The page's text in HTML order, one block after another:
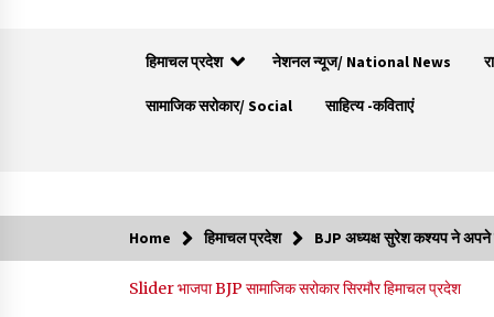
हिमाचल प्रदेश नेशनल न्यूज/ National News
सामाजिक सरोकार/ Social साहित्य -कविताएं
‘खामोश पहरेदार’, दुर्लभ हिमालयन “सीरो” कैमरे में कैद
Home हिमाचल प्रदेश BJP अध्यक्ष सुरेश कश्यप ने अपने
Sliderभाजपा BJP सामाजिक सरोकारसिरमौरहिमाचल प्रदेश